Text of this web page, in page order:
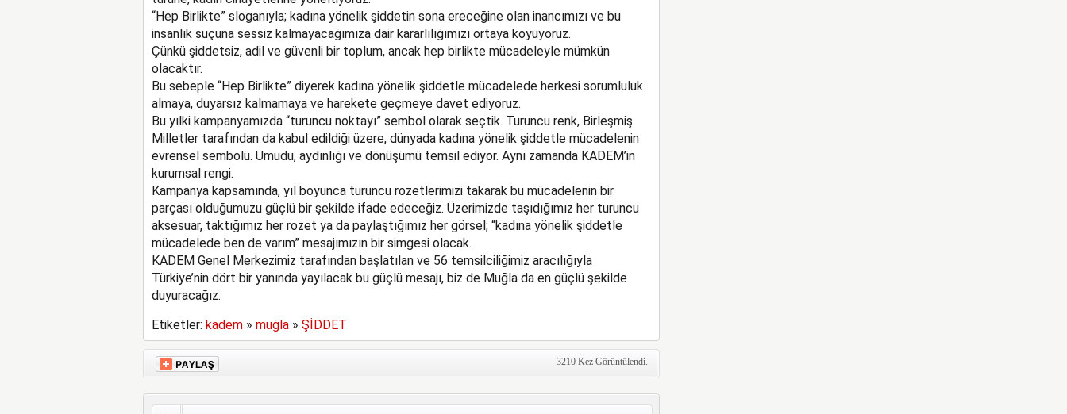
“Hep Birlikte” sloganıyla; kadına yönelik şiddetin sona ereceğine olan inancımızı ve bu
insanlık suçuna sessiz kalmayacağımıza dair kararlılığımızı ortaya koyuyoruz.
Çünkü şiddetsiz, adil ve güvenli bir toplum, ancak hep birlikte mücadeleyle mümkün
olacaktır.
Bu sebeple “Hep Birlikte” diyerek kadına yönelik şiddetle mücadelede herkesi sorumluluk
almaya, duyarsız kalmamaya ve harekete geçmeye davet ediyoruz.
Bu yılki kampanyamızda “turuncu noktayı” sembol olarak seçtik. Turuncu renk, Birleşmiş
Milletler tarafından da kabul edildiği üzere, dünyada kadına yönelik şiddetle mücadelenin
evrensel sembolü. Umudu, aydınlığı ve dönüşümü temsil ediyor. Aynı zamanda KADEM’in
kurumsal rengi.
Kampanya kapsamında, yıl boyunca turuncu rozetlerimizi takarak bu mücadelenin bir
parçası olduğumuzu güçlü bir şekilde ifade edeceğiz. Üzerimizde taşıdığımız her turuncu
aksesuar, taktığımız her rozet ya da paylaştığımız her görsel; “kadına yönelik şiddetle
mücadelede ben de varım” mesajımızın bir simgesi olacak.
KADEM Genel Merkezimiz tarafından başlatılan ve 56 temsilciliğimiz aracılığıyla
Türkiye’nin dört bir yanında yayılacak bu güçlü mesajı, biz de Muğla da en güçlü şekilde
duyuracağız.
Etiketler: kadem» muğla» ŞİDDET
3210 Kez Görüntülendi.